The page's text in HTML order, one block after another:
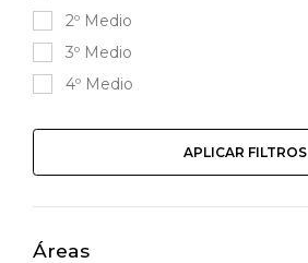
2º Medio
3º Medio
4º Medio
APLICAR FILTROS
Áreas